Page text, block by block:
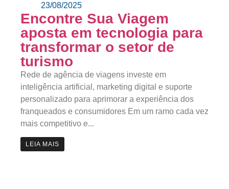
23/08/2025
Encontre Sua Viagem
aposta em tecnologia para
transformar o setor de
turismo
Rede de agência de viagens investe em
inteligência artificial, marketing digital e suporte
personalizado para aprimorar a experiência dos
franqueados e consumidores Em um ramo cada vez
mais competitivo e...
LEIA MAIS